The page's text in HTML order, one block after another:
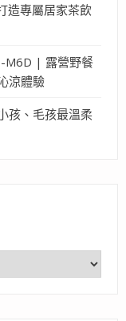
造專屬居家茶飲
M6D | 露營野餐
涼體驗
孩、毛孩最溫柔